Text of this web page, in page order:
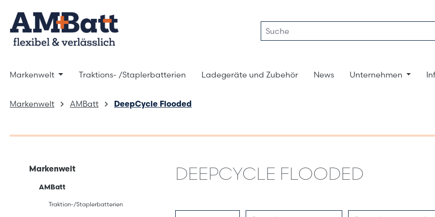
Hauptinhalt springen
Zur Suche springen
Zur Hauptnavigation springen
Markenwelt Traktions- /Staplerbatterien Ladegeräte und Zubehör News Unternehmen
Markenwelt AMBatt DeepCycle Flooded
Markenwelt
AMBatt
Traktion-/Staplerbatterien
DEEPCYCLE FLOODED